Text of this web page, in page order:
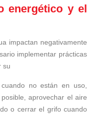
energético y el
impactan negativamente
implementar prácticas
su
no están en uso,
aprovechar el aire
o cerrar el grifo cuando